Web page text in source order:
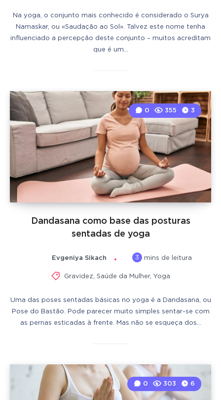
Na yoga, o conjunto mais conhecido é considerado o Surya
Namaskar, ou «Saudação ao Sol». Talvez este nome tenha
influenciado a percepção deste conjunto – muitos acreditam
que é um…
Dandasana como base das posturas
sentadas de yoga
0 355 3
Evgeniya Sikach 3 mins de leitura
Gravidez Saúde da Mulher, Yoga
Uma das poses sentadas básicas no yoga é a Dandasana, ou
Pose do Bastão. Pode parecer muito simples sentar-se com
as pernas esticadas à frente. Mas não se esqueça dos…
0 303 6